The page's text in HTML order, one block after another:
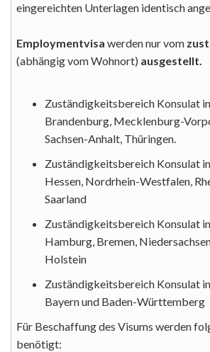
eingereichten Unterlagen identisch
Employmentvisa werden nur vom
(abhängig vom Wohnort) ausgestellt.
Zuständigkeitsbereich Konsulat in
Brandenburg, Mecklenburg-
Sachsen-Anhalt, Thüringen.
Zuständigkeitsbereich Konsulat in
Hessen, Nordrhein-Westfalen,
Saarland
Zuständigkeitsbereich Konsulat in
Hamburg, Bremen,
Holstein
Zuständigkeitsbereich Konsulat in
Bayern und Baden-Württemberg
Für Beschaffung des Visums werden
benötigt: